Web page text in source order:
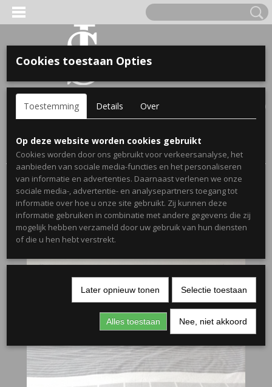
Inloggen Registreren
(0)
Home >Webshop>Stickers>Muurstickers Slaapkamer
Slaapkamersticker C'est la vie!
VOOR KINDEREN
OPA & OMA.
NAAM EN GEBOORTEJAAR
Cookies toestaan Opties
Toestemming Details Over
Op deze website worden cookies gebruikt
Cookies worden door ons gebruikt voor verkeersanalyse, het
aanbieden van sociale media-functies en het personaliseren
van informatie en advertenties. Daarnaast verlenen we onze
sociale media-, advertentie- en analysepartners toegang tot
informatie over hoe u onze site gebruikt. Zij kunnen deze
informatie gebruiken in combinatie met andere gegevens die zij
mogelijk hebben verzameld door uw gebruik van hun diensten
of die u hen hebt verstrekt.
Later opnieuw tonen Selectie toestaan
Alles toestaan Nee, niet akkoord